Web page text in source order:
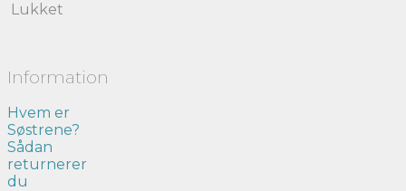
Lukket
Information
Hvem er
Søstrene?
Sådan
returnerer
du